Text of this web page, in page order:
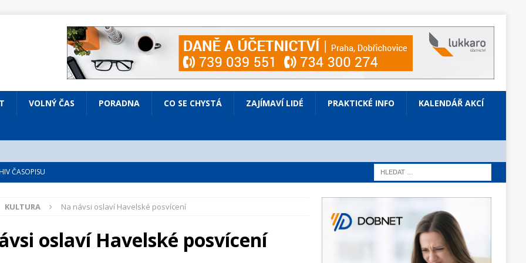
VOLNÝ ČAS PORADNA CO SE CHYSTÁ ZAJÍMAVÍ LIDÉ PRAKTICKÉ INFO KALENDÁŘ AKCÍ
ČASOPISU
VOLNÝ ČAS
Prodaná nevěsta
KULTURA
KULTURA Na návsi oslaví Havelské posvícení
oslaví Havelské posvícení